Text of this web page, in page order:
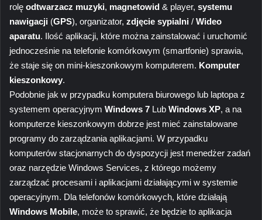
rolę odtwarzacz muzyki, magnetowid & player, systemu
nawigacji (GPS), organizator, zdjęcie sypialni / Wideo
aparatu. Ilość aplikacji, które można zainstalować i uruchomić
jednocześnie na telefonie komórkowym (smartfonie) sprawia,
że ​​staje się on mini-kieszonkowym komputerem. Komputer
kieszonkowy.
Podobnie jak w przypadku komputera biurowego lub laptopa z
systemem operacyjnym Windows 7 Lub Windows XP, a na
komputerze kieszonkowym dobrze jest mieć zainstalowane
programy do zarządzania aplikacjami. W przypadku
komputerów stacjonarnych do dyspozycji jest menedżer zadań
oraz narzędzie Windows Services, z którego możemy
zarządzać procesami i aplikacjami działającymi w systemie
operacyjnym. Dla telefonów komórkowych, które działają
Windows Mobile, może to sprawić, że będzie to aplikacja